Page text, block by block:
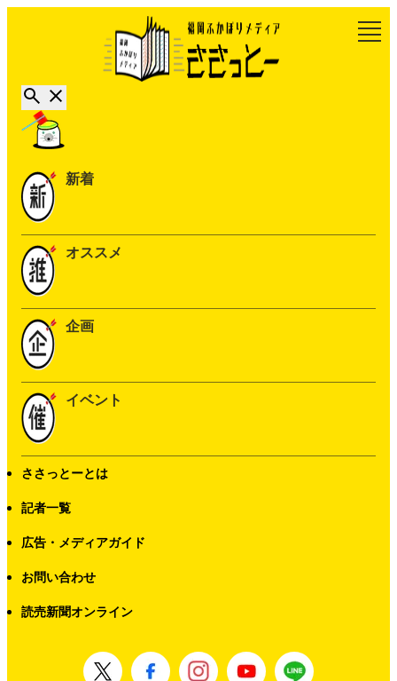
新着
オススメ
企画
イベント
ささっとーとは
記者一覧
広告・メディアガイド
お問い合わせ
読売新聞オンライン